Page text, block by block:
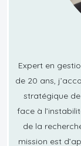
Expert en
de 20 ans,
stratégique
face à
de la
mission est